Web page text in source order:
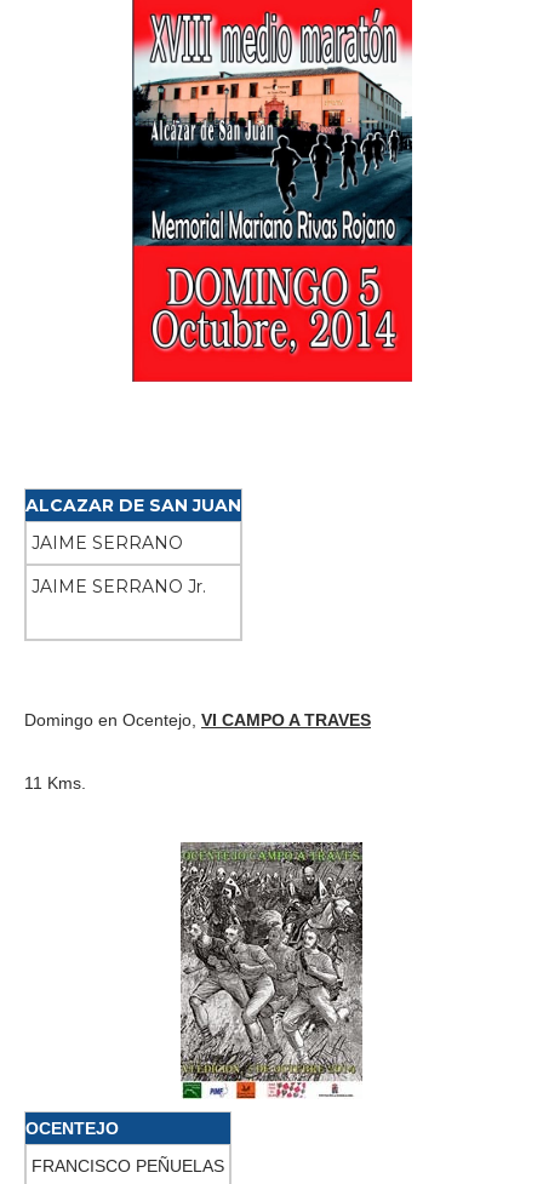
ALCAZAR DE SAN JUAN
JAIME SERRANO
JAIME SERRANO Jr.
Domingo en Ocentejo, VI CAMPO A TRAVES
11 Kms.
OCENTEJO
FRANCISCO PEÑUELAS